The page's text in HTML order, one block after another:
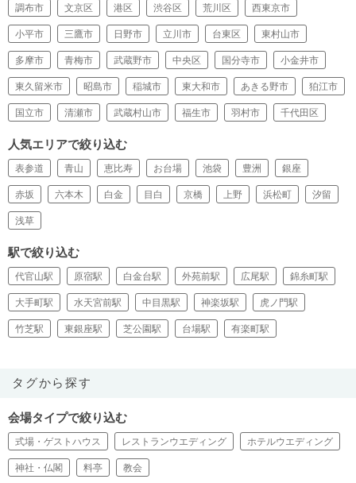
調布市 文京区 港区 渋谷区 荒川区 西東京市
小平市 三鷹市 日野市 立川市 台東区 東村山市
多摩市 青梅市 武蔵野市 中央区 国分寺市 小金井市
東久留米市 昭島市 稲城市 東大和市 あきる野市 狛江市
国立市 清瀬市 武蔵村山市 福生市 羽村市 千代田区
人気エリアで絞り込む
表参道 青山 恵比寿 お台場 池袋 豊洲 銀座
赤坂 六本木 白金 目白 京橋 上野 浜松町 汐留
浅草
駅で絞り込む
代官山駅 原宿駅 白金台駅 外苑前駅 広尾駅 錦糸町駅
大手町駅 水天宮前駅 中目黒駅 神楽坂駅 虎ノ門駅
竹芝駅 東銀座駅 芝公園駅 台場駅 有楽町駅
タグから探す
会場タイプで絞り込む
式場・ゲストハウス レストランウエディング ホテルウエディング
神社・仏閣 料亭 教会